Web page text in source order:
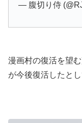
— 腹切り侍
漫画村の復活を望
が今後復活したと